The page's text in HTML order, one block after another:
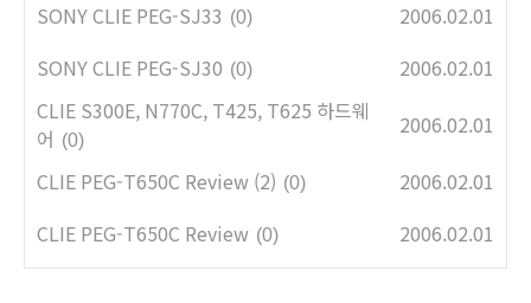
SONY CLIE PEG-SJ33 (0)
2006.02.01
SONY CLIE PEG-SJ30 (0)
2006.02.01
CLIE S300E, N770C, T425, T625 하드웨
어 (0)
2006.02.01
CLIE PEG-T650C Review (2) (0)
2006.02.01
CLIE PEG-T650C Review (0) 2006.02.01